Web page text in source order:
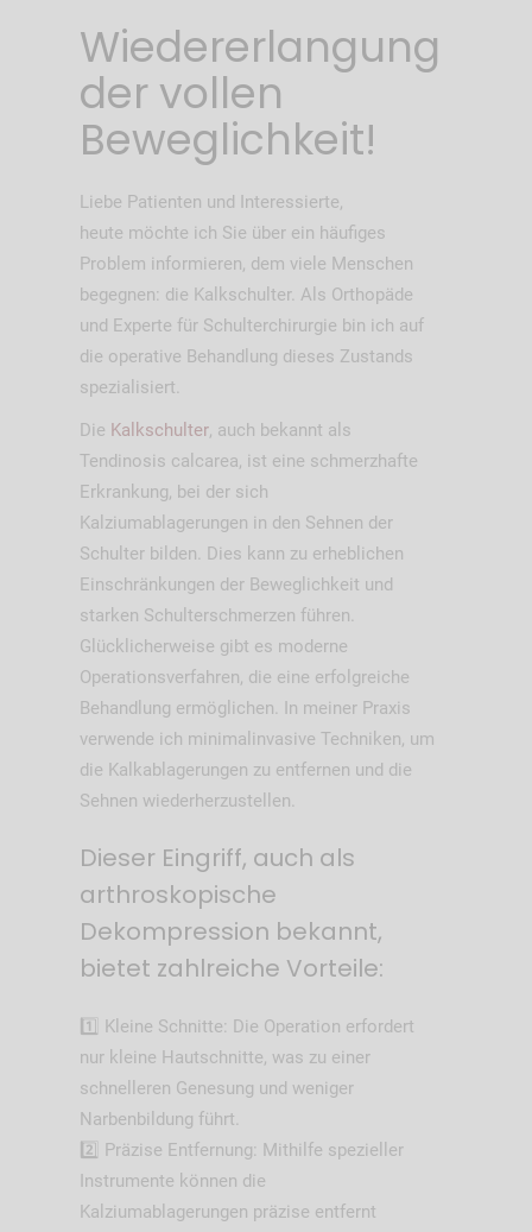
Wiedererlangung
der vollen
Beweglichkeit!
Liebe Patienten und Interessierte,
heute möchte ich Sie über ein häufiges
Problem informieren, dem viele Menschen
begegnen: die Kalkschulter. Als Orthopäde
und Experte für Schulterchirurgie bin ich auf
die operative Behandlung dieses Zustands
spezialisiert.
Die Kalkschulter, auch bekannt als
Tendinosis calcarea, ist eine schmerzhafte
Erkrankung, bei der sich
Kalziumablagerungen in den Sehnen der
Schulter bilden. Dies kann zu erheblichen
Einschränkungen der Beweglichkeit und
starken Schulterschmerzen führen.
Glücklicherweise gibt es moderne
Operationsverfahren, die eine erfolgreiche
Behandlung ermöglichen. In meiner Praxis
verwende ich minimalinvasive Techniken, um
die Kalkablagerungen zu entfernen und die
Sehnen wiederherzustellen.
Dieser Eingriff, auch als
arthroskopische
Dekompression bekannt,
bietet zahlreiche Vorteile:
1️⃣ Kleine Schnitte: Die Operation erfordert
nur kleine Hautschnitte, was zu einer
schnelleren Genesung und weniger
Narbenbildung führt.
2️⃣ Präzise Entfernung: Mithilfe spezieller
Instrumente können die
Kalziumablagerungen präzise entfernt